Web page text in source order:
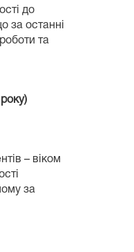
до
за останні
та
– віком
за